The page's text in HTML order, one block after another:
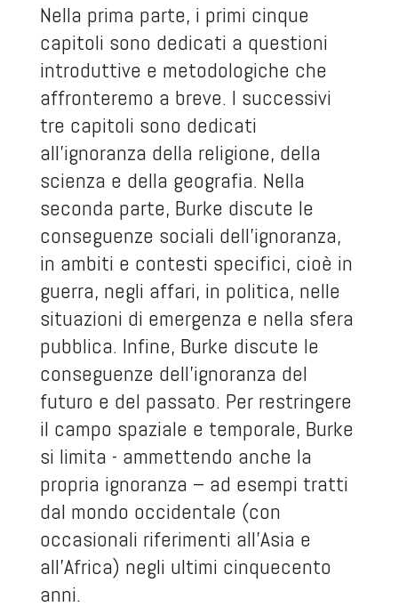
Nella prima parte, i primi cinque
capitoli sono dedicati a questioni
introduttive e metodologiche che
affronteremo a breve. I successivi
tre capitoli sono dedicati
all’ignoranza della religione, della
scienza e della geografia. Nella
seconda parte, Burke discute le
conseguenze sociali dell’ignoranza,
in ambiti e contesti specifici, cioè in
guerra, negli affari, in politica, nelle
situazioni di emergenza e nella sfera
pubblica. Infine, Burke discute le
conseguenze dell’ignoranza del
futuro e del passato. Per restringere
il campo spaziale e temporale, Burke
si limita - ammettendo anche la
propria ignoranza – ad esempi tratti
dal mondo occidentale (con
occasionali riferimenti all’Asia e
all’Africa) negli ultimi cinquecento
anni.